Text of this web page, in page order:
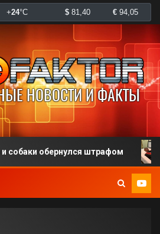
обернулся штрафом В